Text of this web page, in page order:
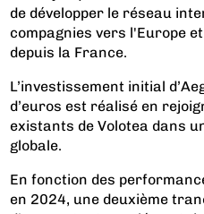
de développer le réseau
compagnies vers l'Europe
depuis la France.
L’investissement initial
d’euros est réalisé en
existants de Volotea dans
globale.
En fonction des
en 2024, une deuxième